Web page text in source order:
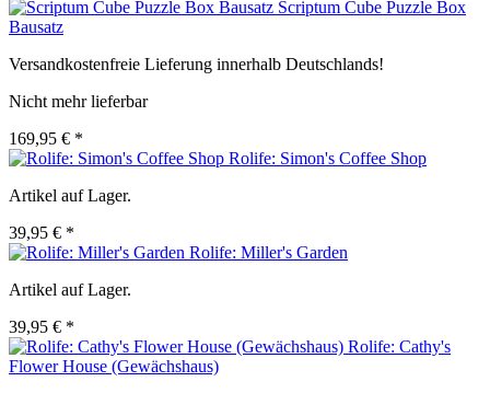
Scriptum Cube Puzzle Box
Bausatz
Versandkostenfreie Lieferung innerhalb Deutschlands!
Nicht mehr lieferbar
169,95 € *
Rolife: Simon's Coffee Shop
Artikel auf Lager.
39,95 € *
Rolife: Miller's Garden
Artikel auf Lager.
39,95 € *
Rolife: Cathy's
Flower House (Gewächshaus)